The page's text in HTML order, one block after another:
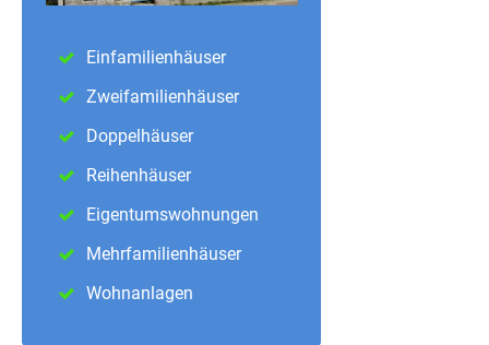
Einfamilienhäuser
Zweifamilienhäuser
Doppelhäuser
Reihenhäuser
Eigentumswohnungen
Mehrfamilienhäuser
Wohnanlagen